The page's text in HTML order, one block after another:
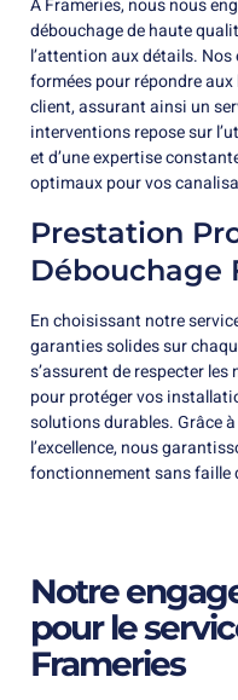
À Frameries, nous nous
débouchage de haute
l’attention aux détails.
formées pour répondre
client, assurant ainsi un
interventions repose sur
et d’une expertise
optimaux pour vos
Prestation
Débouchage
En choisissant notre
garanties solides sur
s’assurent de respecter
pour protéger vos
solutions durables. Grâce
l’excellence, nous
fonctionnement sans faille
Notre
pour le
Frameries